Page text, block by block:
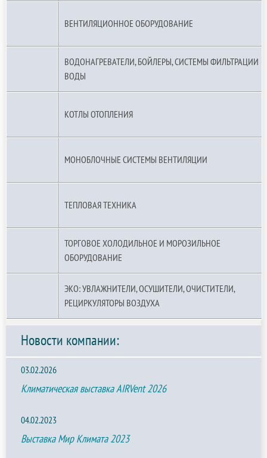
ВЕНТИЛЯЦИОННОЕ ОБОРУДОВАНИЕ
ВОДОНАГРЕВАТЕЛИ, БОЙЛЕРЫ, СИСТЕМЫ ФИЛЬТРАЦИИ
ВОДЫ
КОТЛЫ ОТОПЛЕНИЯ
МОНОБЛОЧНЫЕ СИСТЕМЫ ВЕНТИЛЯЦИИ
ТЕПЛОВАЯ ТЕХНИКА
ТОРГОВОЕ ХОЛОДИЛЬНОЕ И МОРОЗИЛЬНОЕ
ОБОРУДОВАНИЕ
ЭКО: УВЛАЖНИТЕЛИ, ОСУШИТЕЛИ, ОЧИСТИТЕЛИ,
РЕЦИРКУЛЯТОРЫ ВОЗДУХА
Новости компании:
03.02.2026
Климатическая выставка AIRVent 2026
04.02.2023
Выставка Мир Климата 2023